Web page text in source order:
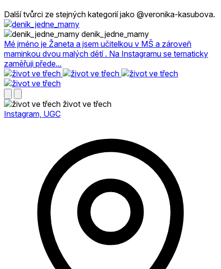
Další tvůrci ze stejných kategorií jako @veronika-kasubova.
denik_jedne_mamy
Mé jméno je Žaneta a jsem učitelkou v MŠ a zároveň
maminkou dvou malých dětí . Na Instagramu se tematicky
zaměřuji přede...
život ve třech
Instagram, UGC